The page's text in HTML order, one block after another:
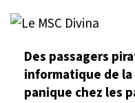
Des passagers
informatique de
panique chez les